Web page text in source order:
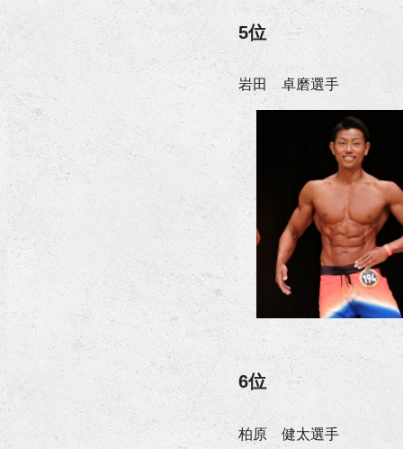
5位
岩田 卓磨選手
6位
柏原 健太選手